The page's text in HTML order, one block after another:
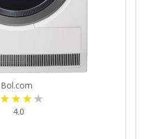
Bol.com
4.0